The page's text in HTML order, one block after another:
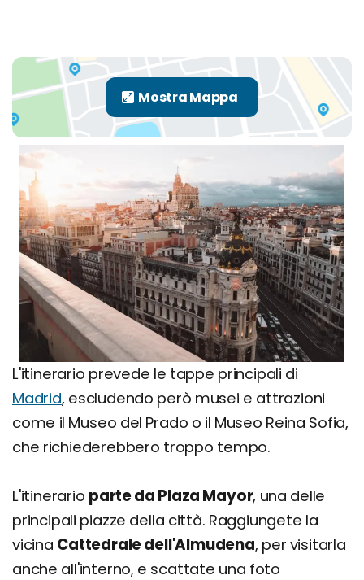
L'itinerario prevede le tappe principali di
Madrid, escludendo però musei e attrazioni
come il Museo del Prado o il Museo Reina Sofia,
che richiederebbero troppo tempo.
L'itinerario parte da Plaza Mayor, una delle
principali piazze della città. Raggiungete la
vicina Cattedrale dell'Almudena, per visitarla
anche all'interno, e scattate una foto